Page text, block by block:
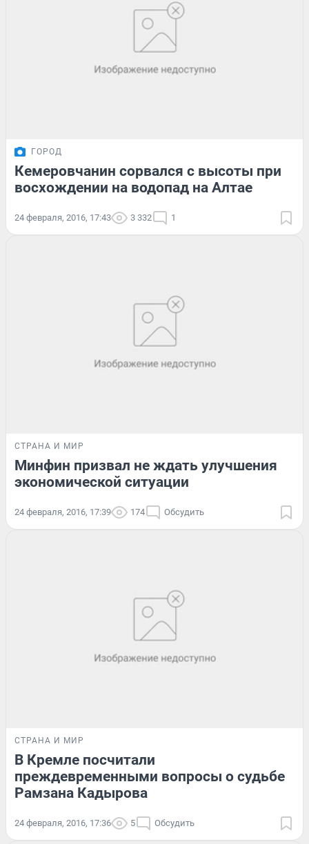
ГОРОД
Кемеровчанин сорвался с высоты при
восхождении на водопад на Алтае
24 февраля, 2016, 17:43 3 332 1
СТРАНА И МИР
Минфин призвал не ждать улучшения
экономической ситуации
24 февраля, 2016, 17:39 174 Обсудить
СТРАНА И МИР
В Кремле посчитали
преждевременными вопросы о судьбе
Рамзана Кадырова
24 февраля, 2016, 17:36 5 Обсудить